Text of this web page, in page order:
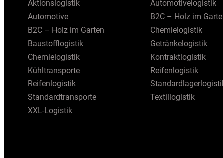
Aktionslogistik
Automotive
B2C – Holz im Garten
Baustofflogistik
Chemielogistik
Kühltransporte
Reifenlogistik
Standardtransporte
XXL-Logistik
Automotivelogistik
B2C – Holz im
Chemielogistik
Getränkelogistik
Kontraktlogistik
Reifenlogistik
Textillogistik